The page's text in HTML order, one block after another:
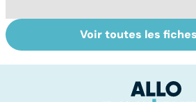
HPV : tout savoir
sur les
Tout
Voir toutes les